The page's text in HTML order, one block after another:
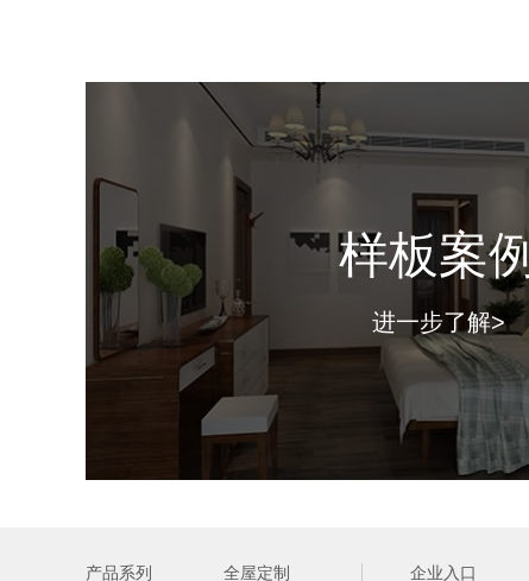
样板案例
进一步了解>
产品系列 全屋定制 企业入口